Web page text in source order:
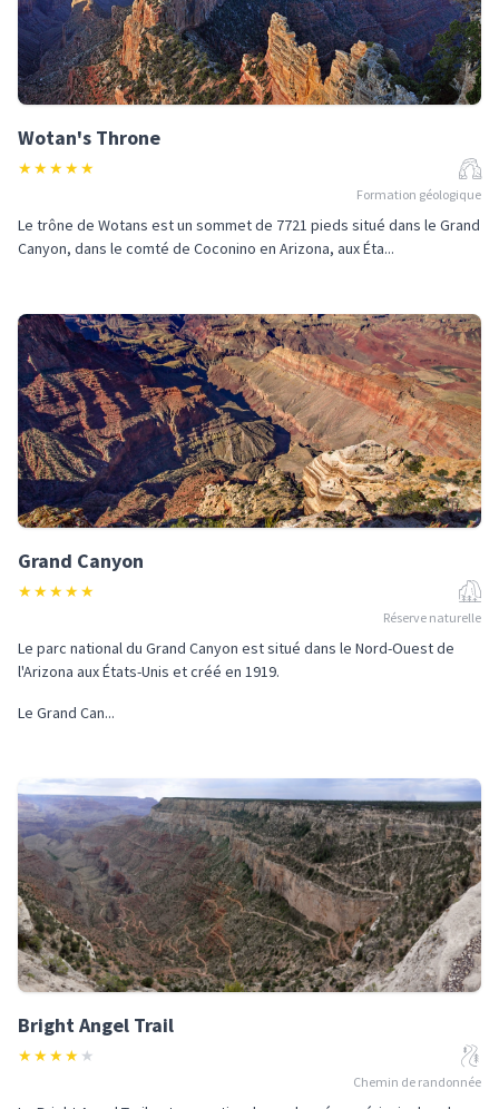
Wotan's Throne
★★★★★
Formation géologique
Le trône de Wotans est un sommet de 7721 pieds situé dans le Grand
Canyon, dans le comté de Coconino en Arizona, aux Éta...
Grand Canyon
★★★★★
Réserve naturelle
Le parc national du Grand Canyon est situé dans le Nord-Ouest de
l'Arizona aux États-Unis et créé en 1919.
Le Grand Can...
Bright Angel Trail
★★★★ ★
Chemin de randonnée